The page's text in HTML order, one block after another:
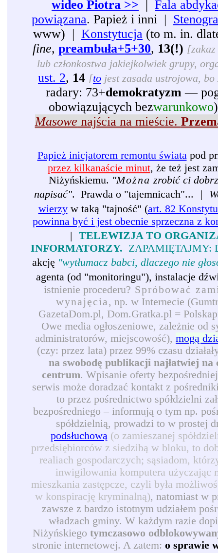
wideo Piotra >>
Fala
powiązana. Papież i inni |
www) | Konstytucja (to m. in.
fine, preambuła+5+30, 13(!)
lub członkostwa jakiejkolwiek grupy,
ust. 2, 14 [to jest zasada ustrojowa,
radary: 73+demokratyzm—
obowiązujących bezwarunkowo
Masowe najścia na mieście.
Papież inicjatorem remontu światapod
przez kilkanaście minut, że też jest
Niżyńskiemu. "Można zrobić ci
napisać". Prawda o "tajemnicach"... |
wierzyw taką "tajność" (art. 82
powinna być i jest obecnie sprzeczna z
|
TELEWIZJA TO
INFORMATORZY. ZAPAMIĘTAJMY:
akcję "wytłumacz babci, dlaczego nie
agenta (od "monitoringu"), instalacje
istnienie procederu? Spróbować
wynajęcia, np. w Internecie
GazetaDom.pl, Dom.Gratka.pl =
Owe media ogłoszeniowe, zależnie
administratorów, miejscowość), mogą
(czy: przez lata) przez 99% czasu
na swobodę publikacji najłatwiej
centrum. Wpisanie oferty
serwis może doradzać kontakt z
to przez pośrednictwo spółdzielni
bezpośredniego – informują o tym np.
spółdzielnią, prowadzi to w prostej
podsłuchową (o zamieszanej
przedsiębiorców z siedzibą w bloku, to
realiach gospodarczych; sąsiadom,
inwigilowania komputera użyczając
mieszkania zastępcze, czyli była
w konspirację kryminalną), natomiast w
zawsze z bardzo istotnym udziałem
władzach gminy. W każdym razie
Niżyńskiego tymczasowo
stronie internetowej. A zatem: o sprawie